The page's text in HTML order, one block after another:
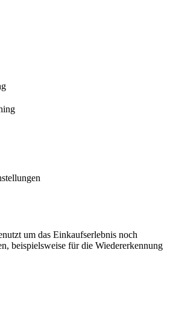
um das Einkaufserlebnis noch
beispielsweise für die Wiedererkennung